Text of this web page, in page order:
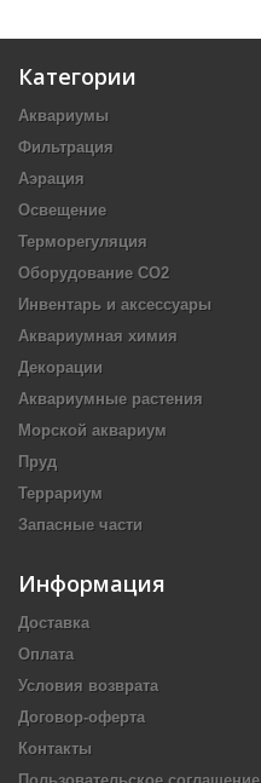
Категории
Аквариумы
Фильтрация
Аэрация
Освещение
Терморегуляция
Оборудование CO2
Инвентарь и аксессуары
Аквариумная химия
Декорации
Аквариумные растения
Морской аквариум
Пруд
Террариум
Запасные части
Информация
Доставка
Оплата
Условия возврата
Договор-оферта
Контакты